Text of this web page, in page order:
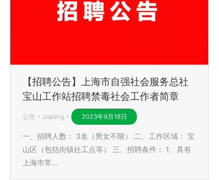
【招聘公告】上海市自强社会服务总社
宝山工作站招聘禁毒社会工作者简章
公告 ziqiang 2023年9月18日
一、招聘人数： 3名（男女不限） 二、工作区域： 宝
山区（包括街镇社工点等） 三、招聘条件： 1、具有
上海市常…